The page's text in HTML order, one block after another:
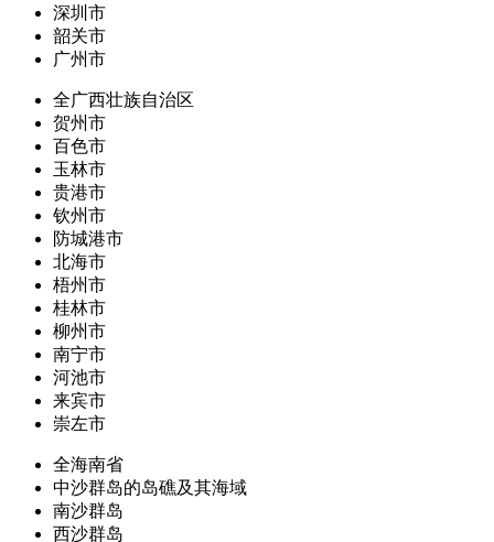
深圳市
韶关市
广州市
全广西壮族自治区
贺州市
百色市
玉林市
贵港市
钦州市
防城港市
北海市
梧州市
桂林市
柳州市
南宁市
河池市
来宾市
崇左市
全海南省
中沙群岛的岛礁及其海域
南沙群岛
西沙群岛